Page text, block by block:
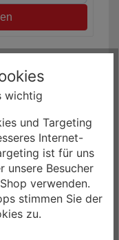
Elektro
wichtig
und Targeting
Internet-
ist für uns
unsere Besucher
verwenden.
stimmen Sie der
zu.